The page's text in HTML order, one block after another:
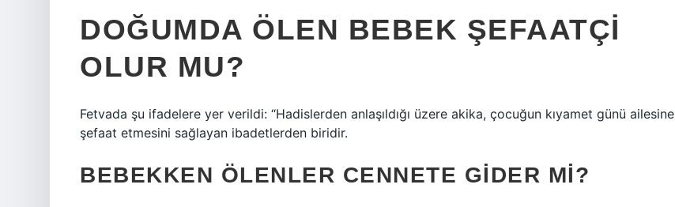
DOĞUMDA ÖLEN BEBEK ŞEFAATÇI
OLUR MU?
Fetvada şu ifadelere yer verildi: “Hadislerden anlaşıldığı üzere akika, çocuğun kıyamet günü ailesine
şefaat etmesini sağlayan ibadetlerden biridir.
BEBEKKEN ÖLENLER CENNETE GIDER MI?